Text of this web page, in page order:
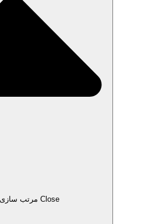
Close مرتب سازی محصولات